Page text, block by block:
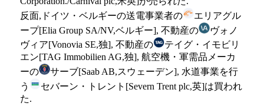
反面,ドイツ・ベルギーの送電事業者の
エリアグル
ープ[Elia Group SA/NV,ベルギー], 不動産の
ヴォノ
ヴィア[Vonovia SE,独], 不動産の
テイグ・イモビリ
エン[TAG Immobilien AG,独], 航空機・軍需品メーカ
ーの
サーブ[Saab AB,スウェーデン], 水道事業を行
う
セバーン・トレント[Severn Trent plc,英]は買われ
た.